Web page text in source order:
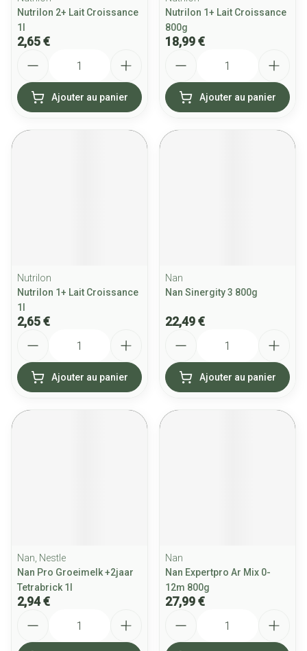
Nutrilon 2+ Lait Croissance
1l
2,65 €
Ajouter au panier
Nutrilon 1+ Lait Croissance
800g
18,99 €
Ajouter au panier
Nutrilon
Nutrilon 1+ Lait Croissance
1l
2,65 €
Ajouter au panier
Nan
Nan Sinergity 3 800g
22,49 €
Ajouter au panier
Nan, Nestle
Nan Pro Groeimelk +2jaar
Tetrabrick 1l
2,94 €
Nan
Nan Expertpro Ar Mix 0-
12m 800g
27,99 €